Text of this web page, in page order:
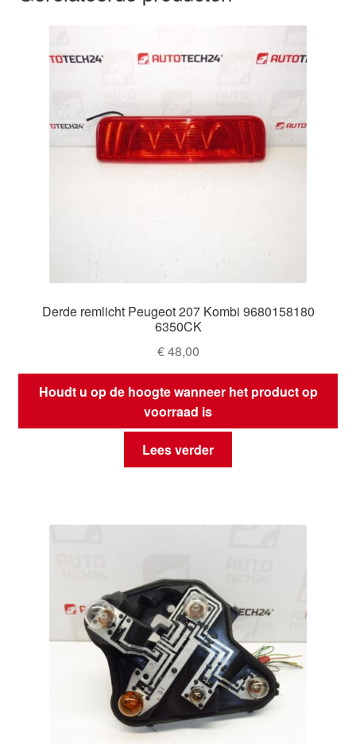
Derde remlicht Peugeot 207 Kombi 9680158180
6350CK
€48,00
Houdt u op de hoogte wanneer het product op
voorraad is
Lees verder